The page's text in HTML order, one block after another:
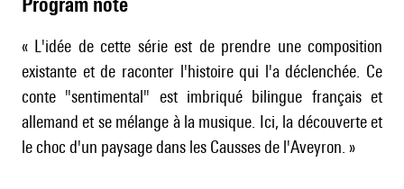
« L'idée de cette série est de prendre une composition
existante et de raconter l'histoire qui l'a déclenchée. Ce
conte "sentimental" est imbriqué bilingue français et
allemand et se mélange à la musique. Ici, la découverte et
le choc d'un paysage dans les Causses de l'Aveyron. »